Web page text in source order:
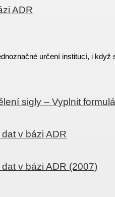
ADR
určení institucí, i když
sigly – Vyplnit
v bázi ADR
v bázi ADR (2007)